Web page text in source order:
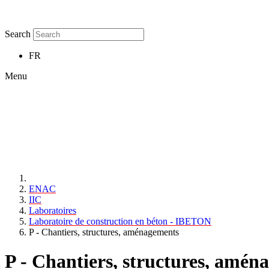
Search
FR
Menu
ENAC
IIC
Laboratoires
Laboratoire de construction en béton - IBETON
P - Chantiers, structures, aménagements
P - Chantiers, structures,